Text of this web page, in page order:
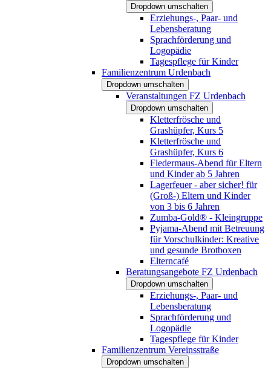
Dropdown umschalten
Erziehungs-, Paar- und
Lebensberatung
Sprachförderung und
Logopädie
Tagespflege für Kinder
Familienzentrum Urdenbach
Dropdown umschalten
Veranstaltungen FZ Urdenbach
Dropdown umschalten
Kletterfrösche und
Grashüpfer, Kurs 5
Kletterfrösche und
Grashüpfer, Kurs 6
Fledermaus-Abend für Eltern
und Kinder ab 5 Jahren
Lagerfeuer - aber sicher! für
(Groß-) Eltern und Kinder
von 3 bis 6 Jahren
Zumba-Gold® - Kleingruppe
Pyjama-Abend mit Betreuung
für Vorschulkinder: Kreative
und gesunde Brotboxen
Elterncafé
Beratungsangebote FZ Urdenbach
Dropdown umschalten
Erziehungs-, Paar- und
Lebensberatung
Sprachförderung und
Logopädie
Tagespflege für Kinder
Familienzentrum Vereinsstraße
Dropdown umschalten